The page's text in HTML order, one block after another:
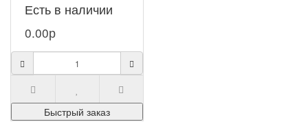
качеством и
необычным
богатством вкуса.
Секрет ег..
Есть в наличии
0.00р
Быстрый заказ